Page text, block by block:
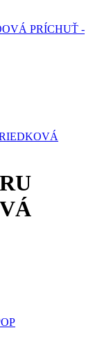
PRÍCHUŤ -